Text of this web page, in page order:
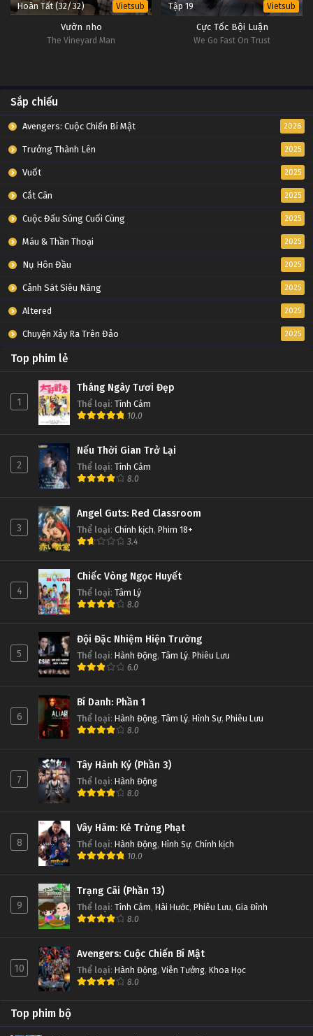
Hoàn Tất (32/32) Vietsub
Vườn nho
The Vineyard Man
Tập 19 Vietsub
Cực Tốc Bội Luận
We Go Fast On Trust
Sắp chiếu
Avengers: Cuộc Chiến Bí Mật 2026
Trưởng Thành Lên 2025
Vuốt 2025
Cắt Cân 2025
Cuộc Đấu Súng Cuối Cùng 2025
Máu & Thần Thoại 2025
Nụ Hôn Đầu 2025
Cảnh Sát Siêu Năng 2025
Altered 2025
Chuyện Xảy Ra Trên Đảo 2025
Top phim lẻ
1
Tháng Ngày Tươi Đẹp
Thể loại: Tình Cảm
10.0
2
Nếu Thời Gian Trở Lại
Thể loại: Tình Cảm
8.0
3
Angel Guts: Red Classroom
Thể loại: Chính kịch, Phim 18+
3.4
4
Chiếc Vòng Ngọc Huyết
Thể loại: Tâm Lý
8.0
5
Đội Đặc Nhiệm Hiện Trường
Thể loại: Hành Động, Tâm Lý, Phiêu Lưu
6.0
6
Bí Danh: Phần 1
Thể loại: Hành Động, Tâm Lý, Hình Sự, Phiêu Lưu
8.0
7
Tây Hành Kỷ (Phần 3)
Thể loại: Hành Động
8.0
8
Vây Hãm: Kẻ Trừng Phạt
Thể loại: Hành Động, Hình Sự, Chính kịch
10.0
9
Trạng Cãi (Phần 13)
Thể loại: Tình Cảm, Hài Hước, Phiêu Lưu, Gia Đình
8.0
10
Avengers: Cuộc Chiến Bí Mật
Thể loại: Hành Động, Viễn Tưởng, Khoa Học
8.0
Top phim bộ